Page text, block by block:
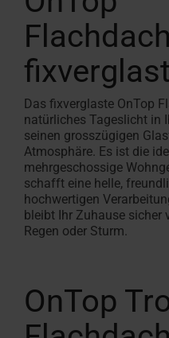
fixverglast
Das fixverglaste OnTop
natürliches Tageslicht in
seinen grosszügigen
Atmosphäre. Es ist die
mehrgeschossige
schafft eine helle,
hochwertigen
bleibt Ihr Zuhause sicher
Regen oder Sturm.
OnTop